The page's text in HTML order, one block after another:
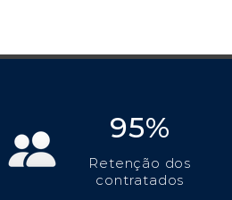
95%
Retenção dos
contratados